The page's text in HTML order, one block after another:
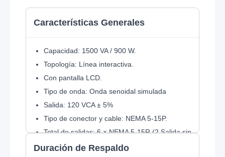
Características Generales
Capacidad: 1500 VA / 900 W.
Topología: Línea interactiva.
Con pantalla LCD.
Tipo de onda: Onda senoidal simulada
Salida: 120 VCA ± 5%
Tipo de conector y cable: NEMA 5-15P.
Total de salidas: 6 × NEMA 5-15R (2 Salida sin
respaldo, solo protección).
Duración de Respaldo